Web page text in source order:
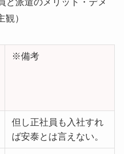
）
※備考
但し正社員も入社すれ
ば安泰とは言えない。